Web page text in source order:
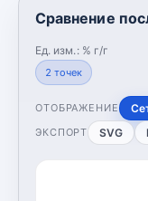
Сравнение
Ед. изм.: % г/г
2 точек
ОТОБРАЖЕНИЕ
ЭКСПОРТ SVG